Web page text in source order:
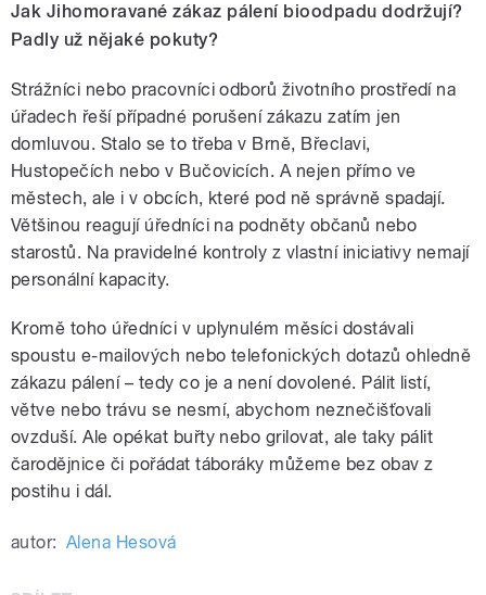
Jak Jihomoravané zákaz pálení bioodpadu dodržují?
Padly už nějaké pokuty?
Strážníci nebo pracovníci odborů životního prostředí na
úřadech řeší případné porušení zákazu zatím jen
domluvou. Stalo se to třeba v Brně, Břeclavi,
Hustopečích nebo v Bučovicích. A nejen přímo ve
městech, ale i v obcích, které pod ně správně spadají.
Většinou reagují úředníci na podněty občanů nebo
starostů. Na pravidelné kontroly z vlastní iniciativy nemají
personální kapacity.
Kromě toho úředníci v uplynulém měsíci dostávali
spoustu e-mailových nebo telefonických dotazů ohledně
zákazu pálení – tedy co je a není dovolené. Pálit listí,
větve nebo trávu se nesmí, abychom neznečišťovali
ovzduší. Ale opékat buřty nebo grilovat, ale taky pálit
čarodějnice či pořádat táboráky můžeme bez obav z
postihu i dál.
autor: Alena Hesová